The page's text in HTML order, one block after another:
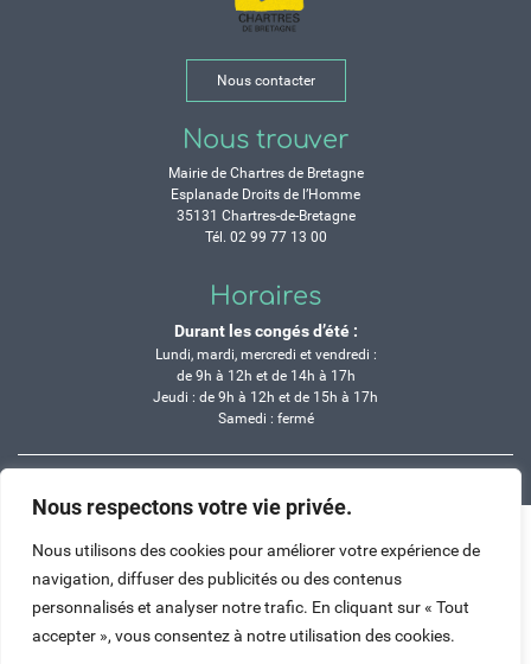
Nous respectons votre vie privée.
Nous utilisons des cookies pour améliorer votre expérience de
navigation, diffuser des publicités ou des contenus
personnalisés et analyser notre trafic. En cliquant sur « Tout
accepter », vous consentez à notre utilisation des cookies.
Nous contacter
Nous trouver
Mairie de Chartres de Bretagne
Esplanade Droits de l’Homme
35131 Chartres-de-Bretagne
Tél. 02 99 77 13 00
Horaires
Durant les congés d’été :
Lundi, mardi, mercredi et vendredi :
de 9h à 12h et de 14h à 17h
Jeudi : de 9h à 12h et de 15h à 17h
Samedi : fermé
Haut de page